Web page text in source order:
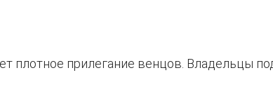
плотное прилегание венцов. Владельцы